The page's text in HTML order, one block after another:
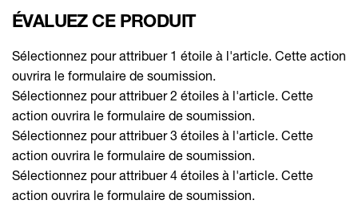
ÉVALUEZ CE PRODUIT
Sélectionnez pour attribuer 1 étoile à l'article. Cette action
ouvrira le formulaire de soumission.
Sélectionnez pour attribuer 2 étoiles à l'article. Cette
action ouvrira le formulaire de soumission.
Sélectionnez pour attribuer 3 étoiles à l'article. Cette
action ouvrira le formulaire de soumission.
Sélectionnez pour attribuer 4 étoiles à l'article. Cette
action ouvrira le formulaire de soumission.